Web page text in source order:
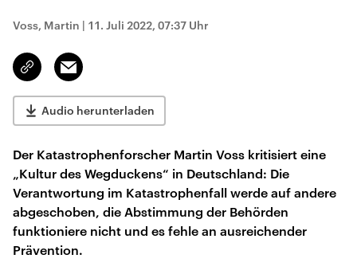
Voss, Martin | 11. Juli 2022, 07:37 Uhr
Link
kopieren/teilen
Email
Audio herunterladen
Der Katastrophenforscher Martin Voss kritisiert eine
„Kultur des Wegduckens“ in Deutschland: Die
Verantwortung im Katastrophenfall werde auf andere
abgeschoben, die Abstimmung der Behörden
funktioniere nicht und es fehle an ausreichender
Prävention.